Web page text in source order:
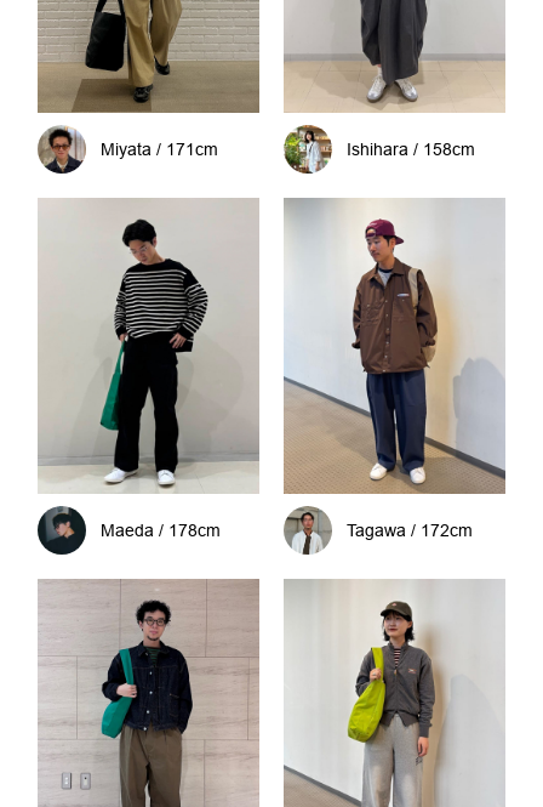
Miyata / 171cm Ishihara / 158cm
Maeda / 178cm Tagawa / 172cm